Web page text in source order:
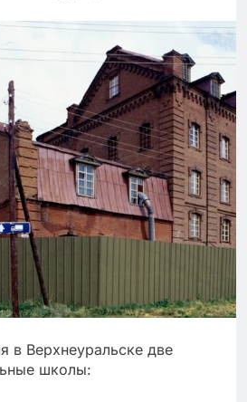
в Верхнеуральске две
школы: